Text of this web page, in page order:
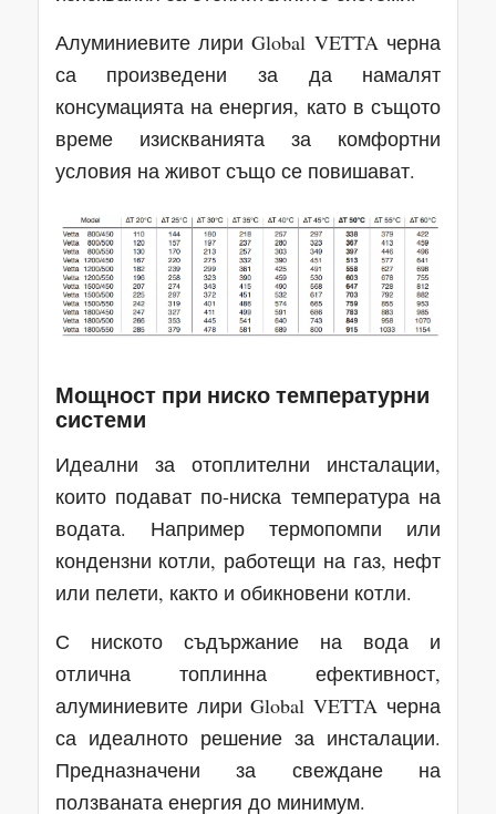
Алуминиевите лири Global VETTA черна
са произведени за да намалят
консумацията на енергия, като в същото
време изискванията за комфортни
условия на живот също се повишават.
Мощност при ниско температурни
системи
Идеални за отоплителни инсталации,
които подават по-ниска температура на
водата. Например термопомпи или
кондензни котли, работещи на газ, нефт
или пелети, както и обикновени котли.
С ниското съдържание на вода и
отлична топлинна ефективност,
алуминиевите лири Global VETTA черна
са идеалното решение за инсталации.
Предназначени за свеждане на
ползваната енергия до минимум.